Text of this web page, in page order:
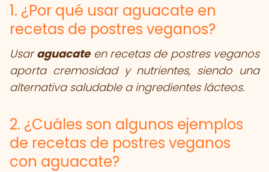
1. ¿Por qué usar aguacate en
recetas de postres veganos?
Usaraguacateen recetas de postres veganos
aporta cremosidad y nutrientes, siendo una
alternativa saludable a ingredientes lácteos.
2. ¿Cuáles son algunos ejemplos
de recetas de postres veganos
con aguacate?